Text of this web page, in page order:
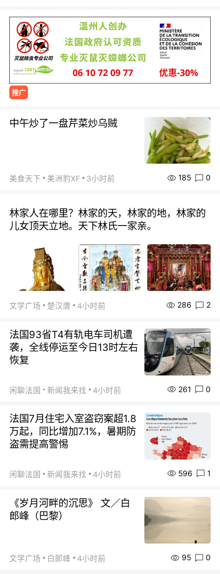
推广
中午炒了一盘芹菜炒乌贼
美食天下 美洲豹XF 3小时前 185 0
林家人在哪里？林家的天，林家的地，林家的
儿女顶天立地。天下林氏一家亲。
文学广场 楚汉唐 4小时前 286 2
法国93省T4有轨电车司机遭
袭，全线停运至今日13时左右
恢复
闲聊法国 新闻我来找 4小时前 261 0
法国7月住宅入室盗窃案超1.8
万起，同比增加7.1%，暑期防
盗需提高警惕
闲聊法国 新闻我来找 4小时前 596 1
《岁月河畔的沉思》 文／白
郎峰（巴黎）
文学广场 白郞峰 4小时前 95 0